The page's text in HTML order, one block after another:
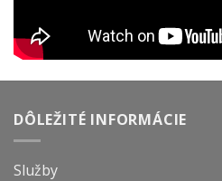
DÔLEŽITÉ INFORMÁCIE
Služby